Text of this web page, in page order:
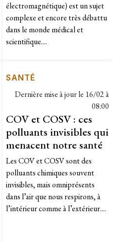
électromagnétique) est un sujet
complexe et encore très débattu
dans le monde médical et
scientifique....
SANTÉ
Dernière mise à jour le 16/02 à
08:00
COV et COSV : ces
polluants invisibles qui
menacent notre santé
Les COV et COSV sont des
polluants chimiques souvent
invisibles, mais omniprésents
dans l’air que nous respirons, à
l’intérieur comme à l’extérieur....